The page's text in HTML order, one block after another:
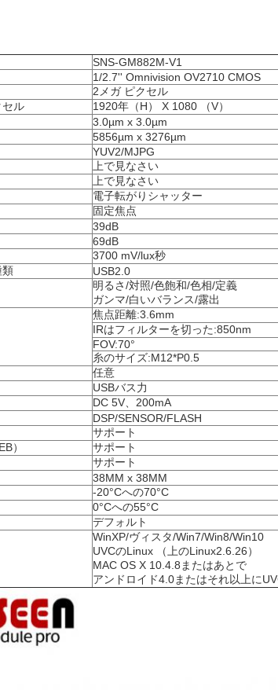
SNS-GM882M-V1
1/2.7'' Omnivision OV2710 CMOS
2メガ ピクセル
セル
1920年（H） X 1080 （V）
3.0µm x 3.0µm
5856µm x 3276µm
YUV2/MJPG
上で見なさい
上で見なさい
電子転がりシャッター
固定焦点
39dB
69dB
3700 mV/lux秒
類
USB2.0
明るさ/対照/色飽和/色相/定義
ガンマ/白いバランス/露出
焦点距離:3.6mm
IRはフィルターを切った:850nm
FOV:70°
糸のサイズ:M12*P0.5
任意
USBバス力
DC 5V、200mA
DSP/SENSOR/FLASH
サポート
）
サポート
サポート
38MM x 38MM
-20°Cへの70°C
0°Cへの55°C
デフォルト
WinXP/ヴィスタ/Win7/Win8/Win10
UVCのLinux （上のLinux2.6.26）
MAC OS X 10.4.8またはあとで
アンドロイド4.0またはそれ以上に